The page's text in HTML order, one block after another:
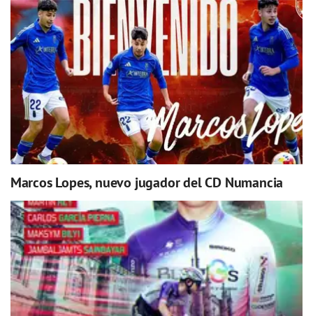
Marcos Lopes, nuevo jugador del CD Numancia